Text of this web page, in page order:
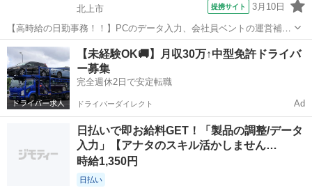
北上市
提携サイト 3月10日
【高時給の日勤事務！！】PCのデータ入力、会社員ベントの運営補助
を行っていただきます。 ※寮アリのお仕事！一人暮らしスタートにも
ピッタリ♪ ■お仕事PR ≪住まいもGET≫ 一人暮らしをしたい方や高収
入で働きたい方に、 ...
岩手 北上市 その他
【未経験OK🚚】月収30万↑中型免許ドライバ
ー募集
完全週休2日で安定転職
ドライバーダイレクト Ad
日払いで即お給料GET！「製品の調整/データ
入力」【アナタのスキル活かしません…
時給1,350円
日払い